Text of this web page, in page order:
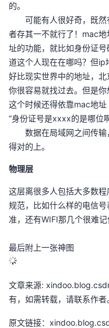
的。
可能有人很好奇，既然
者存其一不就行了！mac
址的功能，就比如身份证
道这个人现在在哪吗？但ip
好比现实世界中的地址，
你很容易就找过去。但是你
这个时候还得依靠mac地
“身份证号是xxxx的是哪位啊
数据在局域网之间传输
得对的上。
物理层
这层离很多人包括大多数
规范，比如什么样的电信
准，还有WIFI那几个很难
最后附上一张神图
文章来源:
有，如需转载，请联系作者
原文链接：